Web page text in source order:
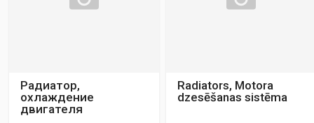
Радиатор,
охлаждение
двигателя
Radiators, Motora
dzesēšanas sistēma